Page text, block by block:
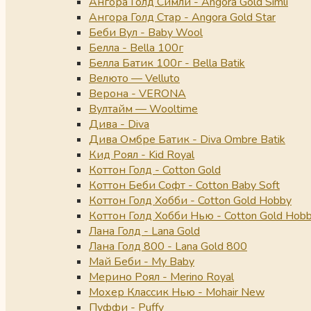
Ангора Голд Стар - Angora Gold Star
Беби Вул - Baby Wool
Белла - Bella 100г
Белла Батик 100г - Bella Batik
Велюто — Velluto
Верона - VERONA
Вултайм — Wooltime
Дива - Diva
Дива Омбре Батик - Diva Ombre Batik
Кид Роял - Kid Royal
Коттон Голд - Cotton Gold
Коттон Беби Софт - Cotton Baby Soft
Коттон Голд Хобби - Cotton Gold Hobby
Коттон Голд Хобби Нью - Cotton Gold
Лана Голд - Lana Gold
Лана Голд 800 - Lana Gold 800
Май Беби - My Baby
Мерино Роял - Merino Royal
Мохер Классик Нью - Mohair New
Пуффи - Puffy